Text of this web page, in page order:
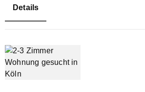
Details